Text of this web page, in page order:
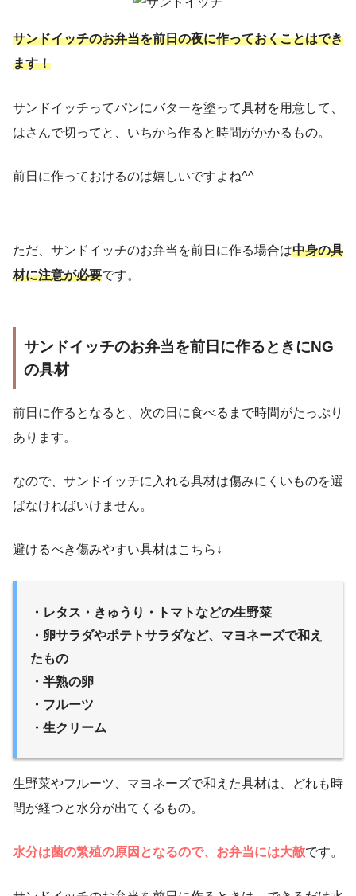
サンドイッチのお弁当を前日の夜に作っておくことはでき
ます！
サンドイッチってパンにバターを塗って具材を用意して、
はさんで切ってと、いちから作ると時間がかかるもの。
前日に作っておけるのは嬉しいですよね^^
ただ、サンドイッチのお弁当を前日に作る場合は中身の具
材に注意が必要です。
サンドイッチのお弁当を前日に作るときにNG
の具材
前日に作るとなると、次の日に食べるまで時間がたっぷり
あります。
なので、サンドイッチに入れる具材は傷みにくいものを選
ばなければいけません。
避けるべき傷みやすい具材はこちら↓
・レタス・きゅうり・トマトなどの生野菜
・卵サラダやポテトサラダなど、マヨネーズで和え
たもの
・半熟の卵
・フルーツ
・生クリーム
生野菜やフルーツ、マヨネーズで和えた具材は、どれも時
間が経つと水分が出てくるもの。
水分は菌の繁殖の原因となるので、お弁当には大敵です。